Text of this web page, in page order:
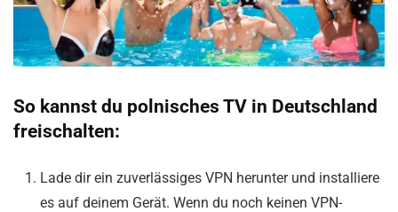
So kannst du polnisches TV in Deutschland
freischalten:
Lade dir ein zuverlässiges VPN herunter und installiere
es auf deinem Gerät. Wenn du noch keinen VPN-